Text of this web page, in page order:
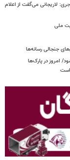
لاریجانی می‌گفت از اعلام
ملی
جنجالی رسانه‌ها
امروز در پارک‌ها
است